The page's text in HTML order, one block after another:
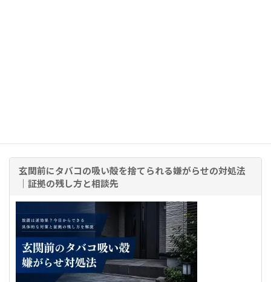
玄関前にタバコの吸い殻を捨てられる嫌がらせの対処法
｜証拠の残し方と相談先